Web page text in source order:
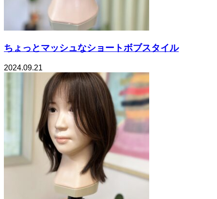
ちょっとマッシュなショートボブスタイル
2024.09.21